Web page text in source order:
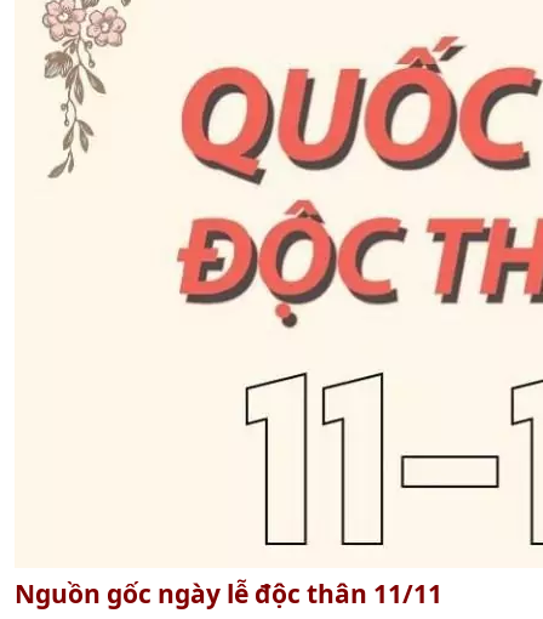
Nguồn gốc ngày lễ độc thân 11/11